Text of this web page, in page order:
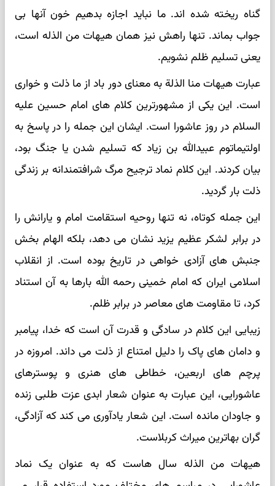
گناه ریخته شده اند. ما نباید اجازه بدهیم خون آنها بی
جواب بماند. تنها راهش نیز همان هیهات من الذله است،
یعنی تسلیم ظلم نشویم.
عبارت هیهات منا الذلة به معنای دور باد از ما ذلت و خواری
است. این یکی از مشهورترین کلام های امام حسین علیه
السلام در روز عاشورا است. ایشان این جمله را در پاسخ به
اولتیماتوم عبیدالله بن زیاد که تسلیم شدن یا جنگ بود،
بیان کردند. این کلام نماد ترجیح مرگ شرافتمندانه بر زندگی
ذلت بار گردید.
این جمله کوتاه، نه تنها روحیه استقامت امام و یارانش را
در برابر لشکر عظیم یزید نشان می دهد، بلکه الهام بخش
جنبش های آزادی خواهی در تاریخ بوده است. از انقلاب
اسلامی ایران که امام خمینی رحمه الله بارها به آن استناد
کرد، تا مقاومت های معاصر در برابر ظلم.
زیبایی این کلام در سادگی و قدرت آن است که خدا، پیامبر
و دامان های پاک را دلیل امتناع از ذلت می داند. امروزه در
پرچم های اربعین، خطاطی های هنری و پوسترهای
عاشورایی، این عبارت به عنوان شعار ابدی عزت طلبی زنده
و جاودان مانده است. این شعار یادآوری می کند که آزادگی،
گران بهاترین میراث کربلاست.
هیهات من الذله سال هاست که به عنوان یک نماد